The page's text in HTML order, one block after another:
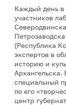
Каждый день в
участников
(Республика
экспертов в
историю и
Архангельска.
специальный
по его
центр